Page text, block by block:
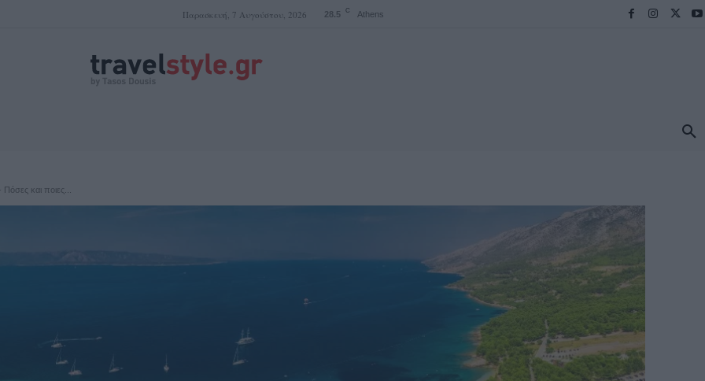
Παρασκευή, 7 Αυγούστου, 2026 28.5 C Athens
και ποιες...